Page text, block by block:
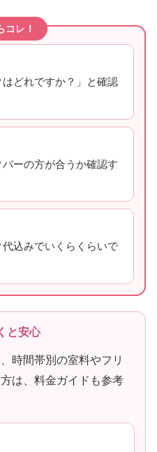
コレ！
どれですか？」と確認
ーの方が合うか確認す
込みでいくらくらいで
と安心
時間帯別の室料やフリ
は、料金ガイドも参考